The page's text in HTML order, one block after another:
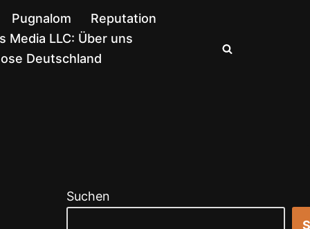
Pugnalom
Reputation
Media LLC: Über uns
Deutschland
Suchen